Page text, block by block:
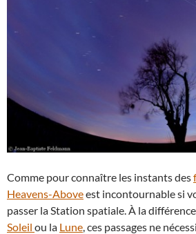
Comme pour connaître les instants des
Heavens-Aboveest incontournable si
passer la Station spatiale. À la
Soleil ou la Lune , ces passages ne